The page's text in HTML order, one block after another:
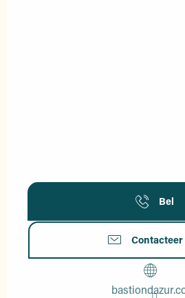
Bel
Contacteer